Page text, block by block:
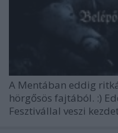
A Mentában eddig
hörgősös fajtából. :)
Fesztivállal veszi